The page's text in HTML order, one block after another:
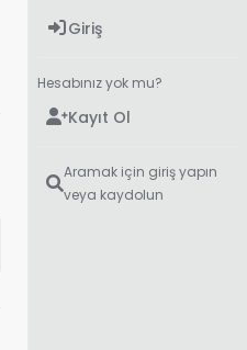
Giriş
Hesabınız yok mu?
Kayıt Ol
Aramak için giriş yapın
veya kaydolun